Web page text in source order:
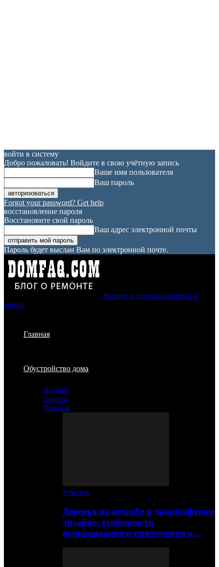
войти в систему
Добро пожаловать! Войдите в свою учётную запись
Ваше имя пользователя
Ваш пароль
Forgot your password? Get help
восстановление пароля
Восстановите свой пароль
Ваш адрес электронной почты
Пароль будет выслан Вам по электронной почте.
Ремонт и отделка квартир и
домов
Главная
Обустройство дома
Дизайн
Защита
Участок
Участок
Деревья на штамбе в ландшафтном
дизайне: особенности
выращивания и применения в…